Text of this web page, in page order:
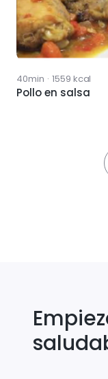
40min · 1559 kcal
Pollo en salsa